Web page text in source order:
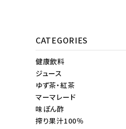
CATEGORIES
健康飲料
ジュース
ゆず茶・紅茶
マーマレード
味ぽん酢
搾り果汁100％